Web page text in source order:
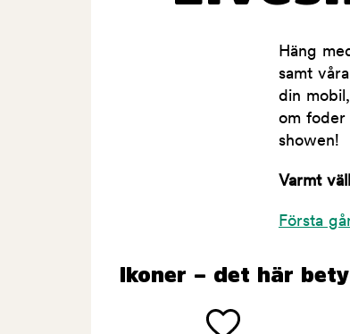
Häng
samt
din
om foder
showen!
Varmt
Första
Ikoner – det här